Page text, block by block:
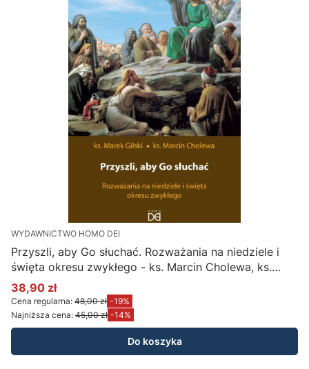
WYDAWNICTWO HOMO DEI
Przyszli, aby Go słuchać. Rozważania na niedziele i
święta okresu zwykłego - ks. Marcin Cholewa, ks.
Marek Gilski
Cena promocyjna
38,90 zł
Cena regularna: 48,00 zł -19%
Najniższa cena: 45,00 zł -14%
Do koszyka